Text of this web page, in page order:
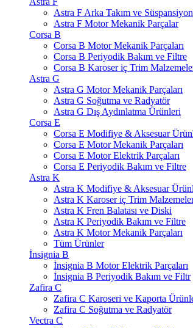
Astra F Arka Takım ve Süspansiyon
Astra F Motor Mekanik Parçalar
Corsa B
Corsa B Motor Mekanik Parçaları
Corsa B Periyodik Bakım ve Filtre
Corsa B Karoser iç Trim
Astra G
Astra G Motor Mekanik Parçaları
Astra G Soğutma ve Radyatör
Astra G Dış Aydınlatma Ürünleri
Corsa E
Corsa E Modifiye & Aksesuar
Corsa E Motor Mekanik Parçaları
Corsa E Motor Elektrik Parçaları
Corsa E Periyodik Bakım ve Filtre
Astra K
Astra K Modifiye & Aksesuar
Astra K Karoser iç Trim
Astra K Fren Balatası ve Diski
Astra K Periyodik Bakım ve Filtre
Astra K Motor Mekanik Parçaları
Tüm Ürünler
İnsignia B
İnsignia B Motor Elektrik Parçaları
İnsignia B Periyodik Bakım ve Filtr
Zafira C
Zafira C Karoseri ve Kaporta
Zafira C Soğutma ve Radyatör
Vectra C